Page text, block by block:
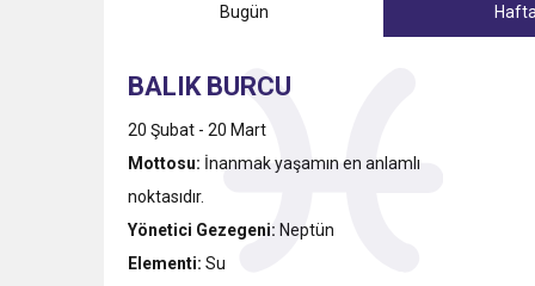
Gazikültür, yeni bir
11:32
Bugün
BALIK BURCU
20 Şubat - 20 Mart
Mottosu: İnanmak yaşamın en anlamlı
noktasıdır.
Yönetici Gezegeni: Neptün
Elementi: Su